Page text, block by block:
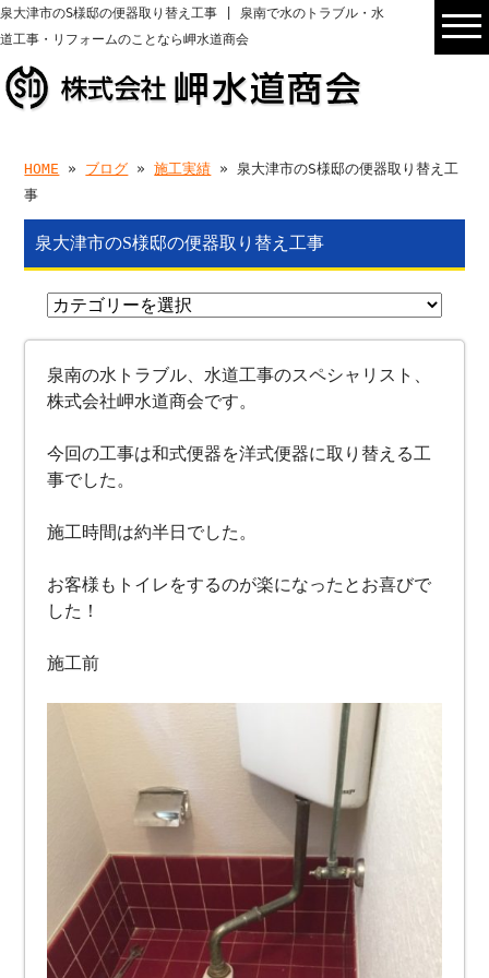
泉大津市のS様邸の便器取り替え工事 | 泉南で水のトラブル・水
道工事・リフォームのことなら岬水道商会
HOME » ブログ »施工実績 » 泉大津市のS様邸の便器取り替え工
事
泉大津市のS様邸の便器取り替え工事
泉南の水トラブル、水道工事のスペシャリスト、
株式会社岬水道商会です。
今回の工事は和式便器を洋式便器に取り替える工
事でした。
施工時間は約半日でした。
お客様もトイレをするのが楽になったとお喜びで
した！
施工前